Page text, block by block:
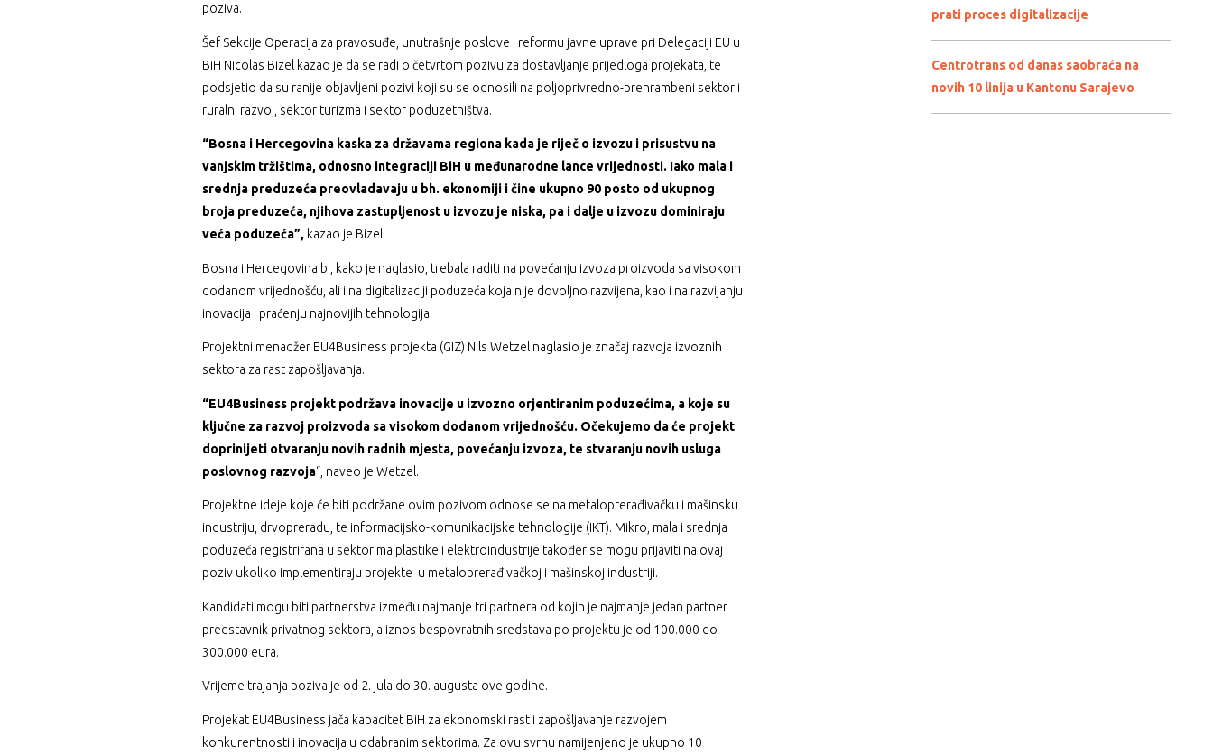
poziva.
Šef Sekcije Operacija za pravosuđe, unutrašnje poslove i reformu javne uprave pri Delegaciji EU u
BiH Nicolas Bizel kazao je da se radi o četvrtom pozivu za dostavljanje prijedloga projekata, te
podsjetio da su ranije objavljeni pozivi koji su se odnosili na poljoprivredno-prehrambeni sektor i
ruralni razvoj, sektor turizma i sektor poduzetništva.
“Bosna i Hercegovina kaska za državama regiona kada je riječ o izvozu i prisustvu na
vanjskim tržištima, odnosno integraciji BiH u međunarodne lance vrijednosti. Iako mala i
srednja preduzeća preovladavaju u bh. ekonomiji i čine ukupno 90 posto od ukupnog
broja preduzeća, njihova zastupljenost u izvozu je niska, pa i dalje u izvozu dominiraju
veća poduzeća”, kazao je Bizel.
Bosna i Hercegovina bi, kako je naglasio, trebala raditi na povećanju izvoza proizvoda sa visokom
dodanom vrijednošću, ali i na digitalizaciji poduzeća koja nije dovoljno razvijena, kao i na razvijanju
inovacija i praćenju najnovijih tehnologija.
Projektni menadžer EU4Business projekta (GIZ) Nils Wetzel naglasio je značaj razvoja izvoznih
sektora za rast zapošljavanja.
“EU4Business projekt podržava inovacije u izvozno orjentiranim poduzećima, a koje su
ključne za razvoj proizvoda sa visokom dodanom vrijednošću. Očekujemo da će projekt
doprinijeti otvaranju novih radnih mjesta, povećanju izvoza, te stvaranju novih usluga
poslovnog razvoja“, naveo je Wetzel.
Projektne ideje koje će biti podržane ovim pozivom odnose se na metaloprerađivačku i mašinsku
industriju, drvopreradu, te informacijsko-komunikacijske tehnologije (IKT). Mikro, mala i srednja
poduzeća registrirana u sektorima plastike i elektroindustrije također se mogu prijaviti na ovaj
poziv ukoliko implementiraju projekte u metaloprerađivačkoj i mašinskoj industriji.
Kandidati mogu biti partnerstva između najmanje tri partnera od kojih je najmanje jedan partner
predstavnik privatnog sektora, a iznos bespovratnih sredstava po projektu je od 100.000 do
300.000 eura.
Vrijeme trajanja poziva je od 2. jula do 30. augusta ove godine.
Projekat EU4Business jača kapacitet BiH za ekonomski rast i zapošljavanje razvojem
konkurentnosti i inovacija u odabranim sektorima. Za ovu svrhu namijenjeno je ukupno 10
prati proces digitalizacije
Centrotrans od danas saobraća na
novih 10 linija u Kantonu Sarajevo